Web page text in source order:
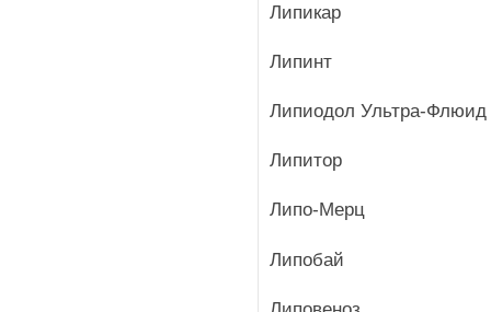
Липикар
Липинт
Липиодол Ультра-Флюид
Липитор
Липо-Мерц
Липобай